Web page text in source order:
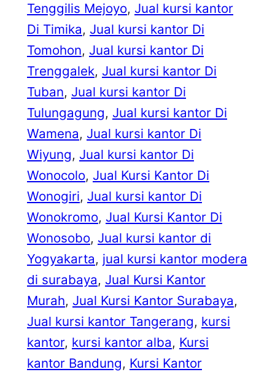
Tenggilis Mejoyo, Jual kursi kantor
Di Timika, Jual kursi kantor Di
Tomohon, Jual kursi kantor Di
Trenggalek, Jual kursi kantor Di
Tuban, Jual kursi kantor Di
Tulungagung, Jual kursi kantor Di
Wamena, Jual kursi kantor Di
Wiyung, Jual kursi kantor Di
Wonocolo, Jual Kursi Kantor Di
Wonogiri, Jual kursi kantor Di
Wonokromo, Jual Kursi Kantor Di
Wonosobo, Jual kursi kantor di
Yogyakarta, jual kursi kantor modera
di surabaya, Jual Kursi Kantor
Murah, Jual Kursi Kantor Surabaya
Jual kursi kantor Tangerang, kursi
kantor, kursi kantor alba, Kursi
kantor Bandung, Kursi Kantor